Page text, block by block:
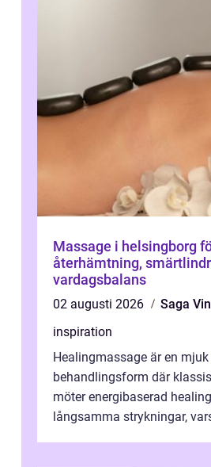
Massage i helsingborg
återhämtning,
vardagsbalans
02 augusti 2026
Saga
inspiration
Healingmassage är en
behandlingsform där
möter energibaserad
långsamma strykningar,